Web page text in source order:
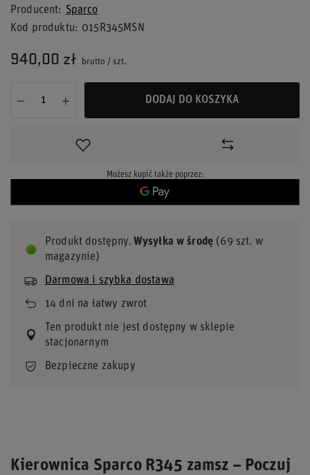
Producent
Sparco
Kod produktu
015R345MSN
940,00 zł brutto / szt.
DODAJ DO KOSZYKA
Możesz kupić także poprzez:
Produkt dostępny Wysyłkaw środę (69 szt. w
magazynie)
Darmowa i szybka dostawa
14 dni na łatwy zwrot
Ten produkt nie jest dostępny w sklepie
stacjonarnym
Bezpieczne zakupy
Kierownica Sparco R345 zamsz – Poczuj